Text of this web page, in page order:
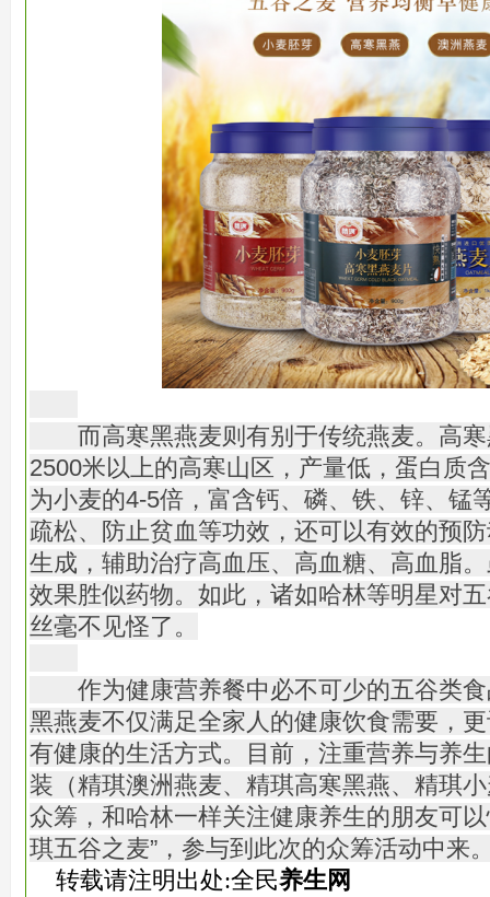
而高寒黑燕麦则有别于传统燕麦。高寒
2500米以上的高寒山区，产量低，蛋白质
为小麦的4-5倍，富含钙、磷、铁、锌、锰
疏松、防止贫血等功效，还可以有效的预
生成，辅助治疗高血压、高血糖、高血脂
效果胜似药物。如此，诸如哈林等明星对
丝毫不见怪了。
作为健康营养餐中必不可少的五谷类食
黑燕麦不仅满足全家人的健康饮食需要，
有健康的生活方式。目前，注重营养与养
装（精琪澳洲燕麦、精琪高寒黑燕、精琪
众筹，和哈林一样关注健康养生的朋友可
琪五谷之麦”，参与到此次的众筹活动中来
转载请注明出处:全民养生网